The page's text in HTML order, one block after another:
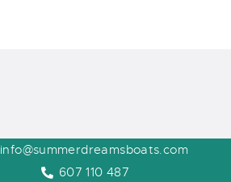
info@summerdreamsboats.com
607 110 487